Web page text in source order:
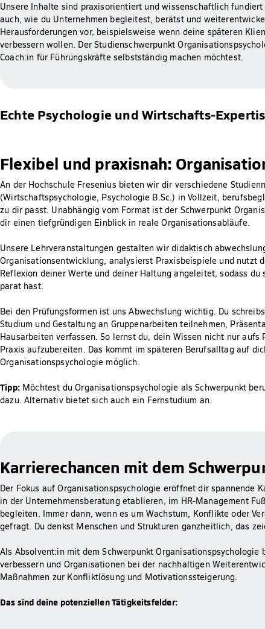
Unsere Inhalte sind praxisorientiert und wissenschaftlich
auch, wie du Unternehmen begleitest, berätst und
Herausforderungen vor, beispielsweise wenn deine späteren
verbessern wollen. Der Studienschwerpunkt
Coach:in für Führungskräfte selbstständig machen möchtest.
Echte Psychologie und Wirtschafts-
Flexibel und praxisnah:
An der Hochschule Fresenius bieten wir dir verschiedene
(Wirtschaftspsychologie, Psychologie B.Sc.) in Vollzeit,
zu dir passt. Unabhängig vom Format ist der Schwerpunkt
dir einen tiefgründigen Einblick in reale Organisationsabläufe.
Unsere Lehrveranstaltungen gestalten wir didaktisch
Organisationsentwicklung, analysierst Praxisbeispiele und nutzt
Reflexion deiner Werte und deiner Haltung angeleitet, sodass
parat hast.
Bei den Prüfungsformen ist uns Abwechslung wichtig. Du
Studium und Gestaltung an Gruppenarbeiten teilnehmen,
Hausarbeiten verfassen. So lernst du, dein Wissen nicht nur
Praxis aufzubereiten. Das kommt im späteren Berufsalltag auf
Organisationspsychologie möglich.
Tipp:Möchtest du Organisationspsychologie als Schwerpunkt
dazu. Alternativ bietet sich auch ein Fernstudium an.
Karrierechancen mit dem
Der Fokus auf Organisationspsychologie eröffnet dir spannende
in der Unternehmensberatung etablieren, im HR-Management
begleiten. Immer dann, wenn es um Wachstum, Konflikte oder
gefragt. Du denkst Menschen und Strukturen ganzheitlich, das
Als Absolvent:in mit dem Schwerpunkt
verbessern und Organisationen bei der nachhaltigen
Maßnahmen zur Konfliktlösung und Motivationssteigerung.
Das sind deine potenziellen Tätigkeitsfelder: